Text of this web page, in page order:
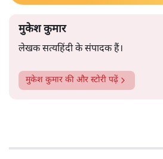
मुकेश कुमार
लेखक सत्यहिंदी के संपादक हैं।
मुकेश कुमार की और स्टोरी पढ़ें